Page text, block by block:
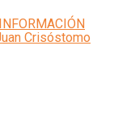
Crisóstomo